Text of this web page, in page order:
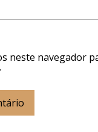
neste navegador